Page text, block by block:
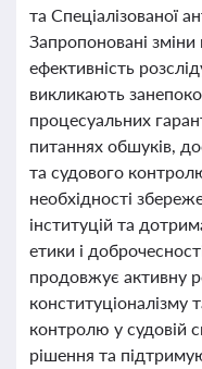
та Спеціалізованої
Запропоновані
ефективність
викликають
процесуальних
питаннях обшуків,
та судового
необхідності
інституцій та
етики і
продовжує активну
конституціоналізму
контролю у судовій
рішення та